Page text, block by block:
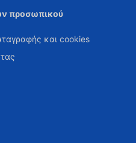
προσωπικού
και cookies